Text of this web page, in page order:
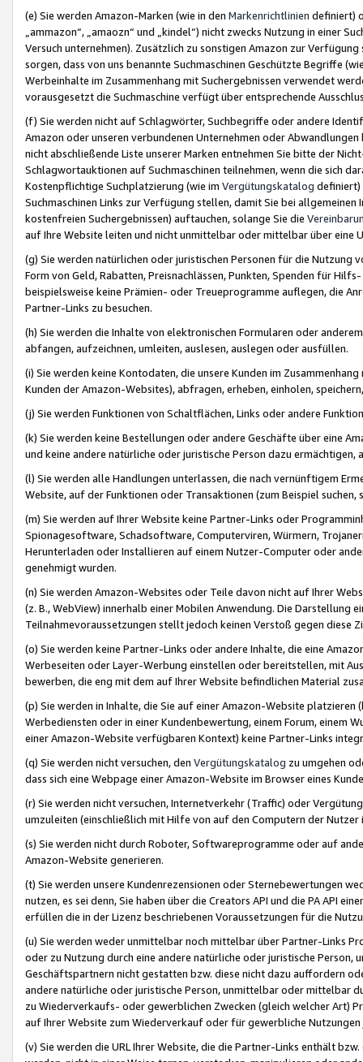
(e) Sie werden Amazon-Marken (wie in den Markenrichtlinien definiert)
„ammazon“, „amaozn“ und „kindel“) nicht zwecks Nutzung in einer
Versuch unternehmen). Zusätzlich zu sonstigen Amazon zur
sorgen, dass von uns benannte Suchmaschinen Geschützte Begriffe
Werbeinhalte im Zusammenhang mit Suchergebnissen verwendet
vorausgesetzt die Suchmaschine verfügt über entsprechende
(f) Sie werden nicht auf Schlagwörter, Suchbegriffe oder andere
Amazon oder unseren verbundenen Unternehmen oder
nicht abschließende Liste unserer Marken entnehmen Sie bitte der
Schlagwortauktionen auf Suchmaschinen teilnehmen, wenn die sich
Kostenpflichtige Suchplatzierung (wie im Vergütungskatalog definiert)
Suchmaschinen Links zur Verfügung stellen, damit Sie bei
kostenfreien Suchergebnissen) auftauchen, solange Sie die
auf Ihre Website leiten und nicht unmittelbar oder mittelbar über eine
(g) Sie werden natürlichen oder juristischen Personen für die Nutzung
Form von Geld, Rabatten, Preisnachlässen, Punkten, Spenden für
beispielsweise keine Prämien- oder Treueprogramme auflegen, die
Partner-Links zu besuchen.
(h) Sie werden die Inhalte von elektronischen Formularen oder
abfangen, aufzeichnen, umleiten, auslesen, auslegen oder ausfüllen.
(i) Sie werden keine Kontodaten, die unsere Kunden im
Kunden der Amazon-Websites), abfragen, erheben, einholen,
(j) Sie werden Funktionen von Schaltflächen, Links oder andere
(k) Sie werden keine Bestellungen oder andere Geschäfte über eine
und keine andere natürliche oder juristische Person dazu
(l) Sie werden alle Handlungen unterlassen, die nach vernünftigem
Website, auf der Funktionen oder Transaktionen (zum Beispiel
(m) Sie werden auf Ihrer Website keine Partner-Links oder
Spionagesoftware, Schadsoftware, Computerviren, Würmern,
Herunterladen oder Installieren auf einem Nutzer-Computer oder
genehmigt wurden.
(n) Sie werden Amazon-Websites oder Teile davon nicht auf Ihrer
(z. B., WebView) innerhalb einer Mobilen Anwendung. Die Darstellung
Teilnahmevoraussetzungen stellt jedoch keinen Verstoß gegen diese
(o) Sie werden keine Partner-Links oder andere Inhalte, die eine
Werbeseiten oder Layer-Werbung einstellen oder bereitstellen, mit
bewerben, die eng mit dem auf Ihrer Website befindlichen Material
(p) Sie werden in Inhalte, die Sie auf einer Amazon-Website
Werbediensten oder in einer Kundenbewertung, einem Forum, einem
einer Amazon-Website verfügbaren Kontext) keine Partner-Links
(q) Sie werden nicht versuchen, den Vergütungskatalog zu umgehen
dass sich eine Webpage einer Amazon-Website im Browser eines
(r) Sie werden nicht versuchen, Internetverkehr (Traffic) oder
umzuleiten (einschließlich mit Hilfe von auf den Computern der
(s) Sie werden nicht durch Roboter, Softwareprogramme oder auf
Amazon-Website generieren.
(t) Sie werden unsere Kundenrezensionen oder Sternebewertungen
nutzen, es sei denn, Sie haben über die Creators API und die PA API
erfüllen die in der Lizenz beschriebenen Voraussetzungen für die
(u) Sie werden weder unmittelbar noch mittelbar über Partner-Links
oder zu Nutzung durch eine andere natürliche oder juristische
Geschäftspartnern nicht gestatten bzw. diese nicht dazu auffordern
andere natürliche oder juristische Person, unmittelbar oder mittelbar
zu Wiederverkaufs- oder gewerblichen Zwecken (gleich welcher Art)
auf Ihrer Website zum Wiederverkauf oder für gewerbliche
(v) Sie werden die URL Ihrer Website, die die Partner-Links enthält